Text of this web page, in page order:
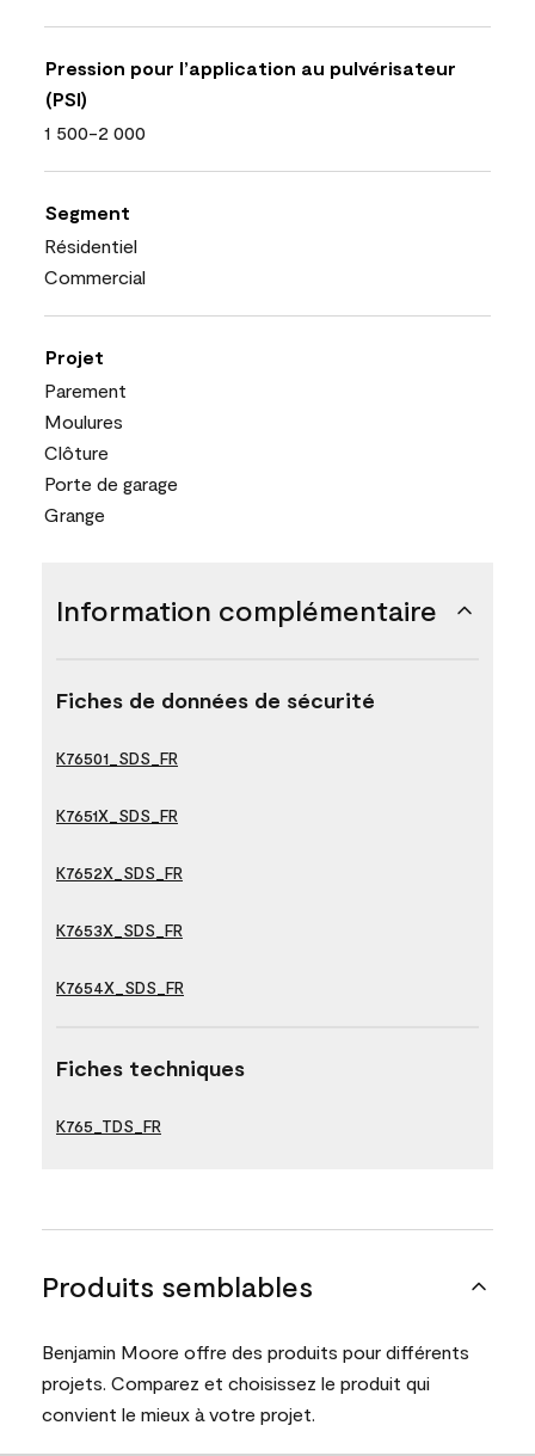
Pression pour l’application au pulvérisateur
(PSI)
1 500-2 000
Segment
Résidentiel
Commercial
Projet
Parement
Moulures
Clôture
Porte de garage
Grange
Information complémentaire
Fiches de données de sécurité
K76501_SDS_FR
K7651X_SDS_FR
K7652X_SDS_FR
K7653X_SDS_FR
K7654X_SDS_FR
Fiches techniques
K765_TDS_FR
Produits semblables
Benjamin Moore offre des produits pour différents
projets. Comparez et choisissez le produit qui
convient le mieux à votre projet.